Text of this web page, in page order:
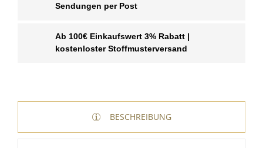
Sendungen per Post
Ab 100€ Einkaufswert 3% Rabatt |
kostenloster Stoffmusterversand
BESCHREIBUNG